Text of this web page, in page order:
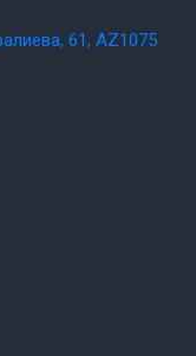
61, AZ1075